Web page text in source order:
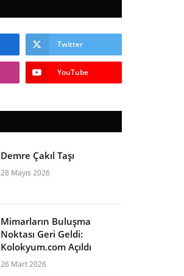
Twitter
YouTube
Demre Çakıl Taşı
28 Mayıs 2026
Mimarların Buluşma
Noktası Geri Geldi:
Kolokyum.com Açıldı
26 Mart 2026